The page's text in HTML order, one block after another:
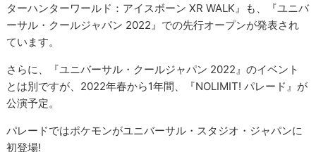
ターハンターワールド：アイスボーン XR WALK』も、『ユニバ
ーサル・クールジャパン 2022』での先行オープンが発表され
ています。
さらに、『ユニバーサル・クールジャパン 2022』のイベント
とは別ですが、2022年春から1年間、『NOLIMIT! パレード』が
公演予定。
パレードではポケモンがユニバーサル・スタジオ・ジャパンに
初登場!